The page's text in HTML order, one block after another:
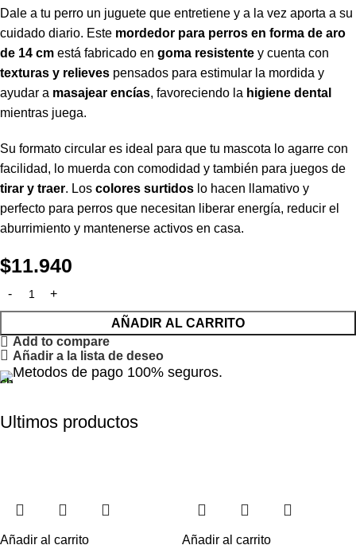
Dale a tu perro un juguete que entretiene y a la vez aporta a su
cuidado diario. Este mordedor para perros en forma de aro
de 14 cm está fabricado en goma resistente y cuenta con
texturas y relieves pensados para estimular la mordida y
ayudar a masajear encías, favoreciendo la higiene dental
mientras juega.
Su formato circular es ideal para que tu mascota lo agarre con
facilidad, lo muerda con comodidad y también para juegos de
tirar y traer. Los colores surtidos lo hacen llamativo y
perfecto para perros que necesitan liberar energía, reducir el
aburrimiento y mantenerse activos en casa.
$11.940
AÑADIR AL CARRITO
Add to compare
Añadir a la lista de deseo
Metodos de pago 100% seguros.
Ultimos productos
Añadir al carrito Añadir al carrito